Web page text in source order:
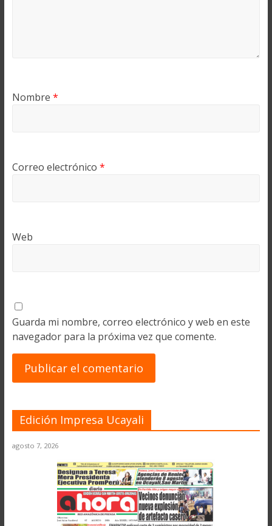
Nombre *
Correo electrónico *
Web
Guarda mi nombre, correo electrónico y web en este
navegador para la próxima vez que comente.
Edición Impresa Ucayali
agosto 7, 2026